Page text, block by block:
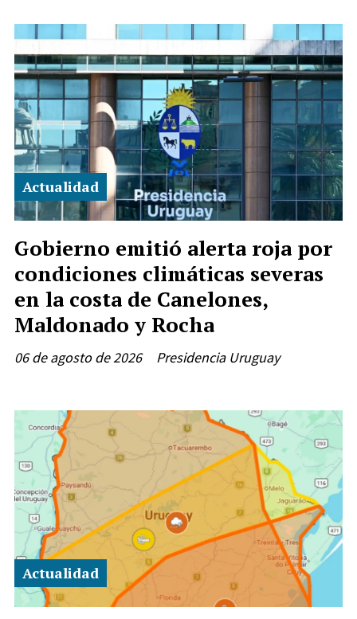
Gobierno emitió alerta roja por
condiciones climáticas severas
en la costa de Canelones,
Maldonado y Rocha
Presidencia Uruguay
Actualidad
06 de agosto de 2026
Actualidad